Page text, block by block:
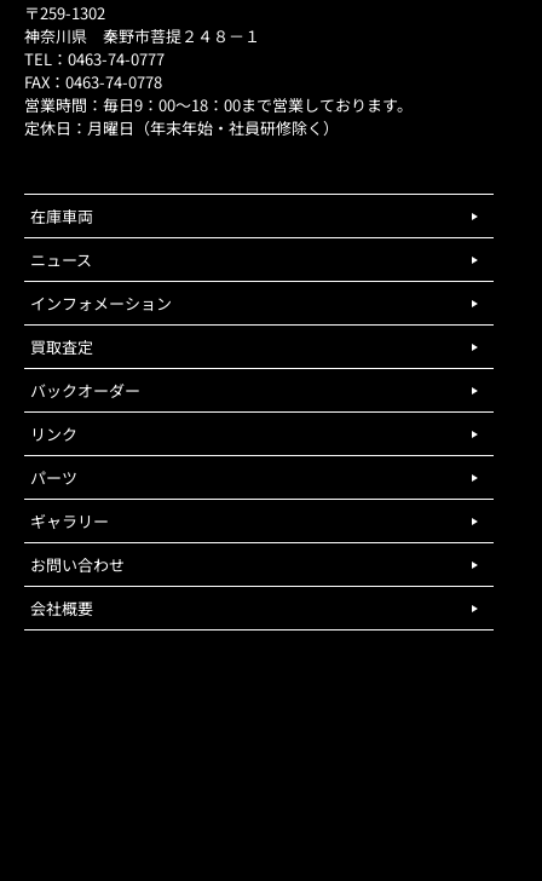
〒259-1302
神奈川県 秦野市菩提２４８－１
TEL：0463-74-0777
FAX：0463-74-0778
営業時間：毎日9：00～18：00まで営業しております。
定休日：月曜日（年末年始・社員研修除く）
在庫車両
ニュース
インフォメーション
買取査定
バックオーダー
リンク
パーツ
ギャラリー
お問い合わせ
会社概要